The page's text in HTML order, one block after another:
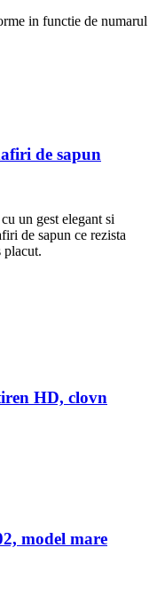
in functie de numarul
de sapun
un gest elegant si
de sapun ce rezista
placut.
HD, clovn
model mare